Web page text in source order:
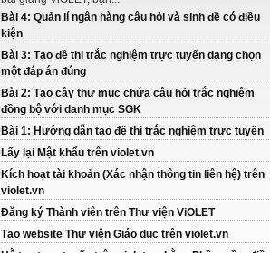
Bài 4: Quản lí ngân hàng câu hỏi và sinh đề có điều
kiện
Bài 3: Tạo đề thi trắc nghiệm trực tuyến dạng chọn
một đáp án đúng
Bài 2: Tạo cây thư mục chứa câu hỏi trắc nghiệm
đồng bộ với danh mục SGK
Bài 1: Hướng dẫn tạo đề thi trắc nghiệm trực tuyến
Lấy lại Mật khẩu trên violet.vn
Kích hoạt tài khoản (Xác nhận thông tin liên hệ) trên
violet.vn
Đăng ký Thành viên trên Thư viện ViOLET
Tạo website Thư viện Giáo dục trên violet.vn